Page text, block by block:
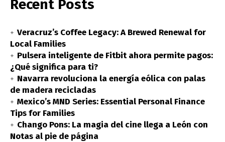
Recent Posts
Veracruz’s Coffee Legacy: A Brewed Renewal for
Local Families
Pulsera inteligente de Fitbit ahora permite pagos:
¿Qué significa para ti?
Navarra revoluciona la energía eólica con palas
de madera recicladas
Mexico’s MND Series: Essential Personal Finance
Tips for Families
Chango Pons: La magia del cine llega a León con
Notas al pie de página